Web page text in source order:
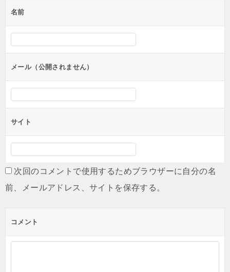
名前
メール（公開されません）
サイト
次回のコメントで使用するためブラウザーに自分の名
前、メールアドレス、サイトを保存する。
コメント